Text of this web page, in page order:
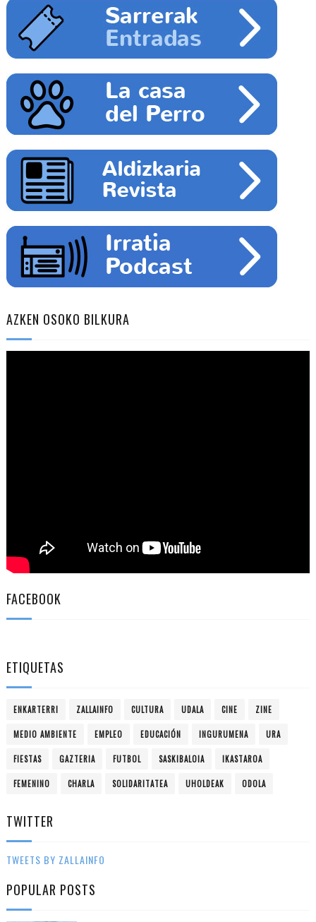
AZKEN OSOKO BILKURA
FACEBOOK
ETIQUETAS
ENKARTERRI ZALLAINFO CULTURA UDALA CINE ZINE
MEDIO AMBIENTE EMPLEO EDUCACIÓN INGURUMENA URA
FIESTAS GAZTERIA FUTBOL SASKIBALOIA IKASTAROA
FEMENINO CHARLA SOLIDARITATEA UHOLDEAK ODOLA
TWITTER
TWEETS BY ZALLAINFO
POPULAR POSTS